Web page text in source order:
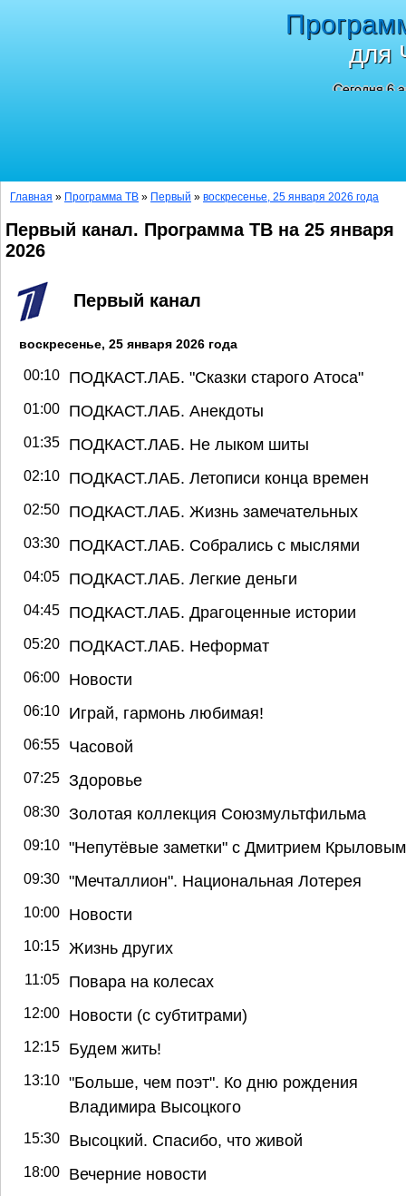
для
Сегодня 6
Главная » Программа ТВ » Первый » воскресенье, 25 января 2026 года
Первый канал. Программа ТВ на 25 января
2026
Первый канал
воскресенье, 25 января 2026 года
00:10 ПОДКАСТ.ЛАБ. "Сказки старого Атоса"
01:00 ПОДКАСТ.ЛАБ. Анекдоты
01:35 ПОДКАСТ.ЛАБ. Не лыком шиты
02:10 ПОДКАСТ.ЛАБ. Летописи конца времен
02:50 ПОДКАСТ.ЛАБ. Жизнь замечательных
03:30 ПОДКАСТ.ЛАБ. Собрались с мыслями
04:05 ПОДКАСТ.ЛАБ. Легкие деньги
04:45 ПОДКАСТ.ЛАБ. Драгоценные истории
05:20 ПОДКАСТ.ЛАБ. Неформат
06:00 Новости
06:10 Играй, гармонь любимая!
06:55 Часовой
07:25 Здоровье
08:30 Золотая коллекция Союзмультфильма
09:10 "Непутёвые заметки" с Дмитрием Крыловым
09:30 "Мечталлион". Национальная Лотерея
10:00 Новости
10:15 Жизнь других
11:05 Повара на колесах
12:00 Новости (с субтитрами)
12:15 Будем жить!
13:10 "Больше, чем поэт". Ко дню рождения
Владимира Высоцкого
15:30 Высоцкий. Спасибо, что живой
18:00 Вечерние новости